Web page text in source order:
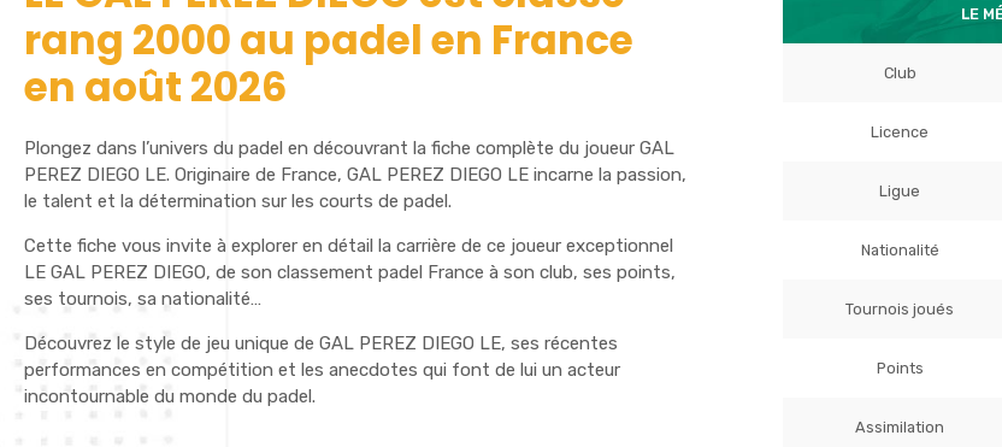
rang 2000 au padel en France
en août 2026
Plongez dans l’univers du padel en découvrant la fiche complète du joueur GAL
PEREZ DIEGO LE. Originaire de France, GAL PEREZ DIEGO LE incarne la passion,
le talent et la détermination sur les courts de padel.
Cette fiche vous invite à explorer en détail la carrière de ce joueur exceptionnel
LE GAL PEREZ DIEGO, de son classement padel France à son club, ses points,
ses tournois, sa nationalité…
Découvrez le style de jeu unique de GAL PEREZ DIEGO LE, ses récentes
performances en compétition et les anecdotes qui font de lui un acteur
incontournable du monde du padel.
LE
Club
Licence
Ligue
Nationalité
Tournois joués
Points
Assimilation